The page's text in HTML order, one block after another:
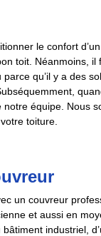
le confort
toit. Néanmoins,
qu’il y a des
équipe. Nous
toiture.
un couvreur
et aussi en
industriel,